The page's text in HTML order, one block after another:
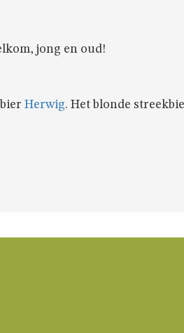
jong en oud!
Herwig. Het blonde